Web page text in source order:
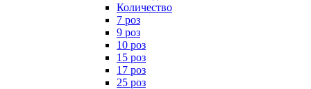
Количество
7 роз
9 роз
10 роз
15 роз
17 роз
25 роз